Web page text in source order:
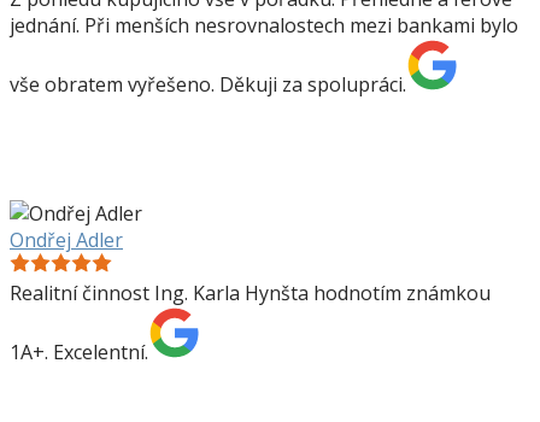
jednání. Při menších nesrovnalostech mezi bankami bylo
vše obratem vyřešeno. Děkuji za spolupráci.
Ondřej Adler
Realitní činnost Ing. Karla Hynšta hodnotím známkou
1A+. Excelentní.